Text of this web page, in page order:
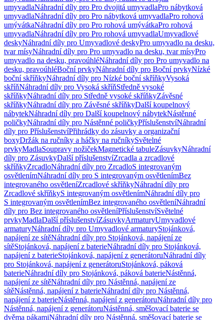
umyvadlaNáhradní díly pro Pro dvojitá umyvadlaPro nábytková
umyvadlaNáhradní díly pro Pro nábytková umyvadlaPro rohová
umývátkaNáhradní díly pro Pro rohová umývátkaPro rohová
umyvadlaNáhradní díly pro Pro rohová umyvadlaUmyvadlové
deskyNáhradní díly pro Umyvadlové deskyPro umyvadlo na desku,
tvar mísyNáhradní díly pro Pro umyvadlo na desku, tvar mísyPro
umyvadlo na desku, pravoúhléNáhradní díly pro Pro umyvadlo na
desku, pravoúhléBoční prvkyNáhradní díly pro Boční prvkyNízké
boční skříňkyNáhradní díly pro Nízké boční skříňkyVysoká
skříňNáhradní díly pro Vysoká skříňStředně vysoké
skříňkyNáhradní díly pro Středně vysoké skříňkyZávěsné
skříňkyNáhradní díly pro Závěsné skříňkyDalší koupelnový
nábytekNáhradní díly pro Další koupelnový nábytekNástěnné
poličkyNáhradní díly pro Nástěnné poličkyPříslušenstvíNáhradní
díly pro PříslušenstvíPřihrádky do zásuvky a organizační
boxyDržák na ručníky a háčky na ručníkySvětelné
prvkyMadlaSoupravy nožičekMagnetické tabuleZásuvkyNáhradní
díly pro ZásuvkyDalší příslušenstvíZrcadla a zrcadlové
skříňkyZrcadloNáhradní díly pro ZrcadloS integrovaným
osvětlenímNáhradní díly pro S integrovaným osvětlenímBez
integrovaného osvětleníZrcadlové skříňkyNáhradní díly pro
Zrcadlové skříňkyS integrovaným osvětlenímNáhradní díly pro
S integrovaným osvětlenímBez integrovaného osvětleníNáhradní
díly pro Bez integrovaného osvětleníPříslušenstvíSvětelné
prvkyMadlaDalší příslušenstvíZásuvkyArmaturyUmyvadlové
armaturyNáhradní díly pro Umyvadlové armaturyStojánková,
napájení ze sítěNáhradní díly pro Stojánková, napájení ze
sítěStojánková, napájení z baterieNáhradní díly pro Stojánková,
napájení z baterieStojánková, napájení z generátoruNáhradní díly
pro Stojánková, napájení z generátoruStojánková, páková
baterieNáhradní díly pro Stojánková, páková baterieNástěnná,
napájení ze sítěNáhradní díly pro Nástěnná, napájení ze
sítěNástěnná, napájení z baterieNáhradní díly pro Nástěnná,
napájení z baterieNástěnná, napájení z generátoruNáhradní díly pro
Nástěnná, napájení z generátoruNástěnná, směšovací baterie se
dvěma pákamiNáhradní díly pro Nástěnná, směšovací baterie se